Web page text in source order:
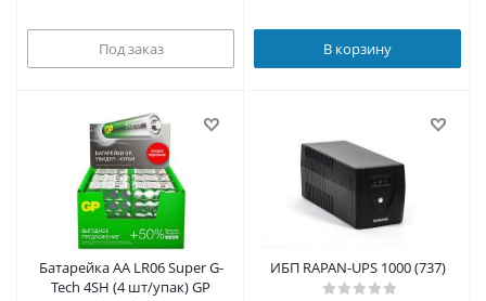
Под заказ В корзину
Батарейка AA LR06 Super G-
Tech 4SH (4 шт/упак) GP
ИБП RAPAN-UPS 1000 (737)